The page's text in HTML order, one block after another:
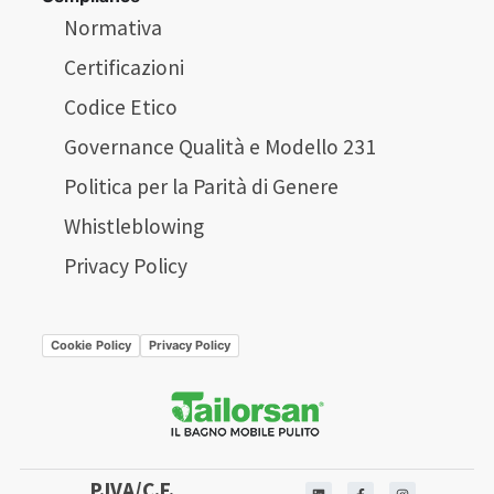
Normativa
Certificazioni
Codice Etico
Governance Qualità e Modello 231
Politica per la Parità di Genere
Whistleblowing
Privacy Policy
Cookie Policy Privacy Policy